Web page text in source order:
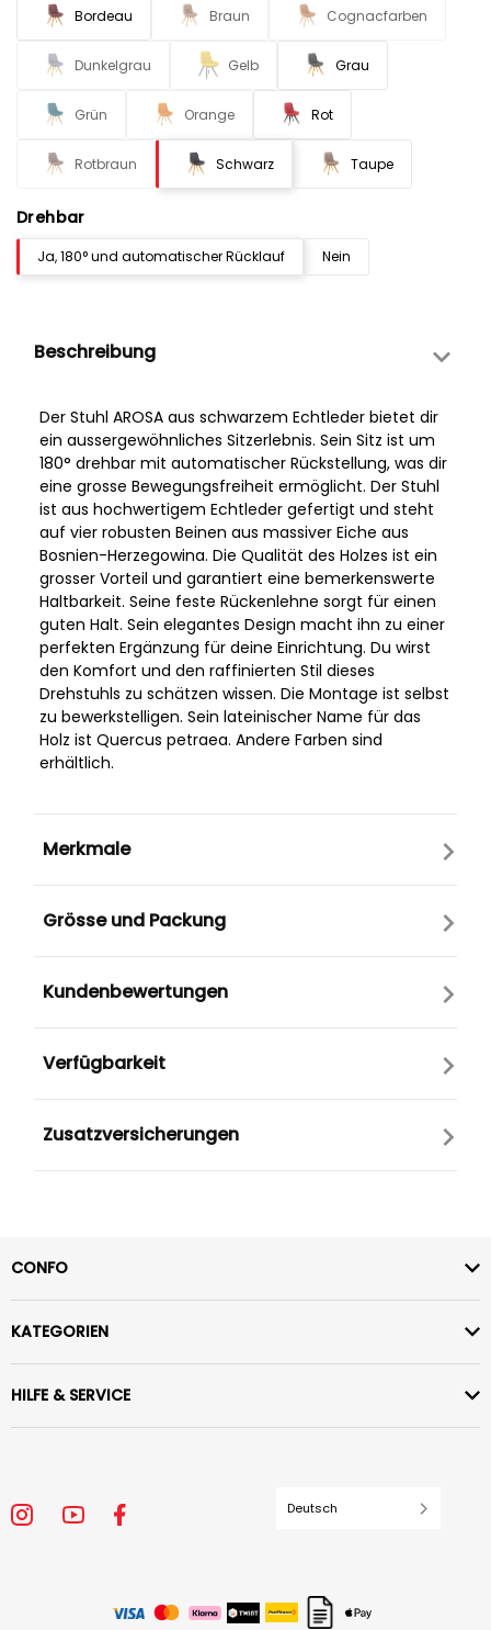
Bordeau Braun Cognacfarben
Dunkelgrau Gelb Grau
Grün Orange Rot
Rotbraun Schwarz Taupe
Drehbar
Ja, 180° und automatischer Rücklauf Nein
Beschreibung
Der Stuhl AROSA aus schwarzem Echtleder bietet dir
ein aussergewöhnliches Sitzerlebnis. Sein Sitz ist um
180° drehbar mit automatischer Rückstellung, was dir
eine grosse Bewegungsfreiheit ermöglicht. Der Stuhl
ist aus hochwertigem Echtleder gefertigt und steht
auf vier robusten Beinen aus massiver Eiche aus
Bosnien-Herzegowina. Die Qualität des Holzes ist ein
grosser Vorteil und garantiert eine bemerkenswerte
Haltbarkeit. Seine feste Rückenlehne sorgt für einen
guten Halt. Sein elegantes Design macht ihn zu einer
perfekten Ergänzung für deine Einrichtung. Du wirst
den Komfort und den raffinierten Stil dieses
Drehstuhls zu schätzen wissen. Die Montage ist selbst
zu bewerkstelligen. Sein lateinischer Name für das
Holz ist Quercus petraea. Andere Farben sind
erhältlich.
Merkmale
Grösse und Packung
Kundenbewertungen
Verfügbarkeit
Zusatzversicherungen
CONFO
KATEGORIEN
HILFE & SERVICE
Deutsch